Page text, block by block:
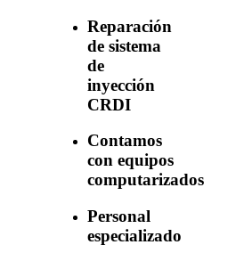
Reparación
de sistema
de
inyección
CRDI
Contamos
con equipos
computarizados
Personal
especializado